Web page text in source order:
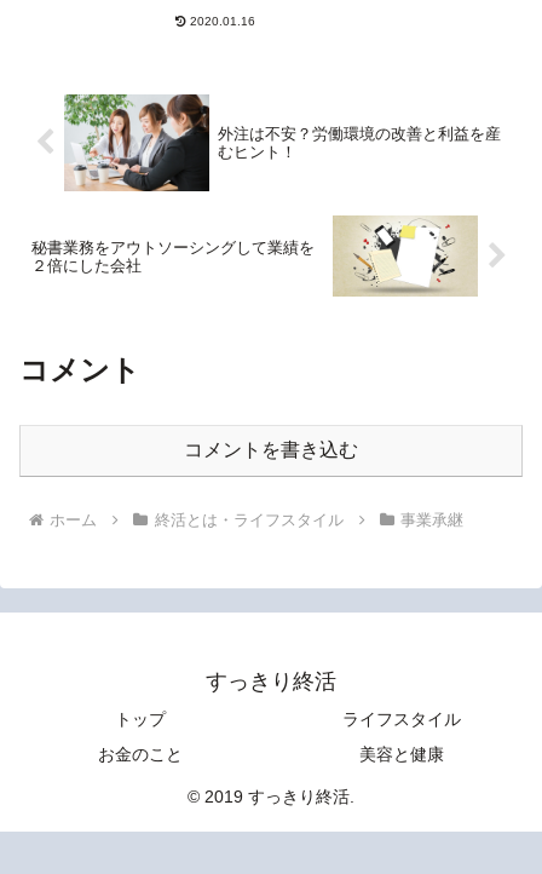
ったら？ そんなときの準備が、
2020.01.16
外注は不安？労働環境の改善と利益を産
むヒント！
秘書業務をアウトソーシングして業績を
２倍にした会社
コメント
コメントを書き込む
ホーム 終活とは・ライフスタイル 事業承継
すっきり終活
トップ
ライフスタイル
お金のこと
美容と健康
© 2019 すっきり終活.